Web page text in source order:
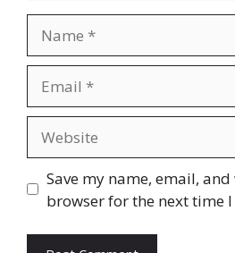
Save my name, email,
browser for the next time